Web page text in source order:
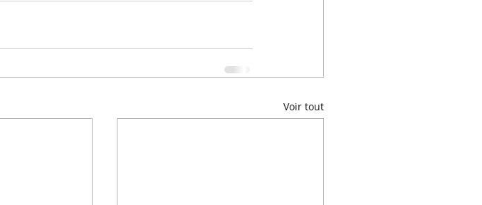
Voir tout